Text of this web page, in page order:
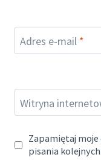
Adres e-mail *
Witryna
Zapamiętaj
pisania